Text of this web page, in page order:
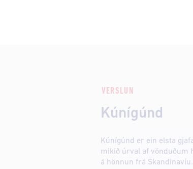
VERSLUN
Kúnígúnd
Kúnígúnd er ein elsta
mikið úrval af vönduðum
á hönnun frá